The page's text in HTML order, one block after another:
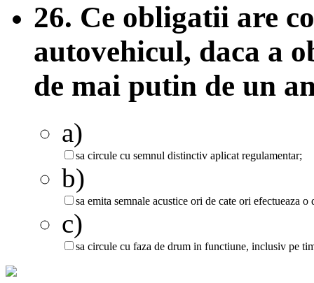
26. Ce obligatii are
autovehicul, daca a
de mai putin de un
a)
sa circule cu semnul distinctiv aplicat regulamentar;
b)
sa emita semnale acustice ori de cate ori efectueaza o
c)
sa circule cu faza de drum in functiune, inclusiv pe